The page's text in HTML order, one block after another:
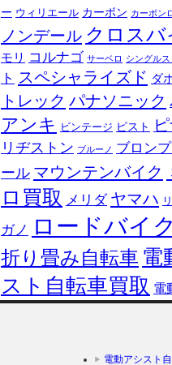
ー ウィリエール カーボン カーボン
ノンデール クロスバ
モリ
コルナゴ サーベロ シングルス
ト スペシャライズド ダ
トレック パナソニック
アンキ ビンテージ ピスト
リヂストン ブルーノ ブロン
ール マウンテンバイク
ロ買取 メリダ ヤマハ
ガノ ロードバイ
折り畳み自転車 電
スト自転車買取 電
電動アシスト